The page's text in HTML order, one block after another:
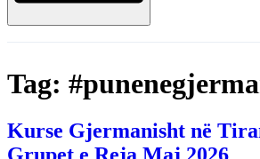
Tag:
Kurse Gjermanisht në